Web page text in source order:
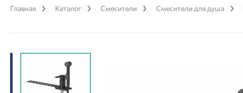
Главная Каталог Смесители Смесители для душа